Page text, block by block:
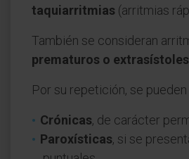
taquiarritmias (arritmias
También se consideran
prematuros o
Por su repetición, se
Crónicas, de carácter
Paroxísticas, si se